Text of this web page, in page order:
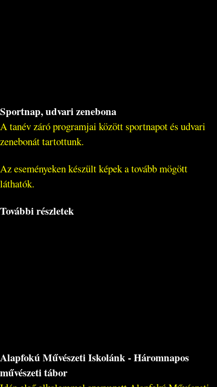
Sportnap, udvari zenebona
A tanév záró programjai között sportnapot és udvari
zenebonát tartottunk.
Az eseményeken készült képek a tovább mögött
láthatók.
További részletek
Alapfokú Művészeti Iskolánk - Háromnapos
művészeti tábor